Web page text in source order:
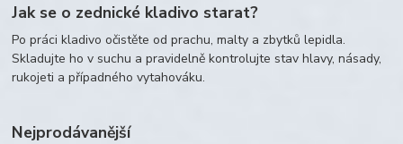
Jak se o zednické kladivo starat?
Po práci kladivo očistěte od prachu, malty a zbytků lepidla.
Skladujte ho v suchu a pravidelně kontrolujte stav hlavy, násady,
rukojeti a případného vytahováku.
Nejprodávanější